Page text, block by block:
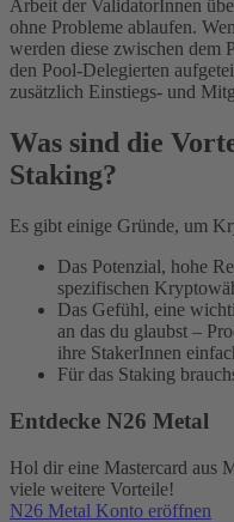
Arbeit der ValidatorInnen
ohne Probleme ablaufen.
werden diese zwischen dem
den Pool-Delegierten
zusätzlich Einstiegs- und
Was sind die
Staking?
Es gibt einige Gründe, um
Das Potenzial, hohe
spezifischen
Das Gefühl, eine
an das du glaubst –
ihre StakerInnen
Für das Staking
Entdecke N26 Metal
Hol dir eine Mastercard aus
viele weitere Vorteile!
N26 Metal Konto eröffnen